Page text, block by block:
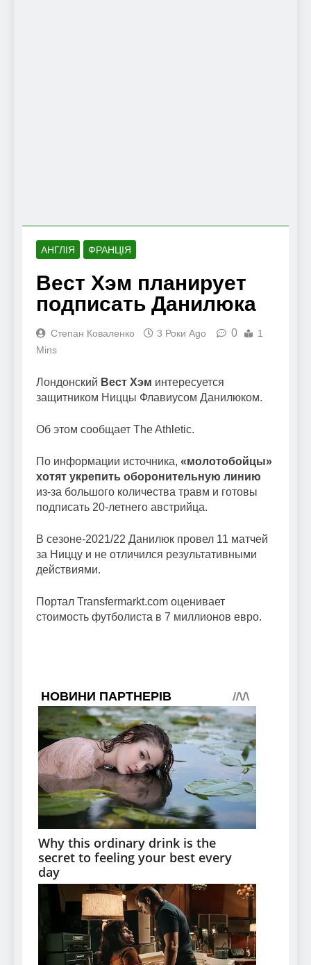
АНГЛІЯ ФРАНЦІЯ
Вест Хэм планирует
подписать Данилюка
Степан Коваленко 3 Роки Ago 0
1
Mins
Лондонский Вест Хэм интересуется
защитником Ниццы Флавиусом Данилюком.
Об этом сообщает The Athletic.
По информации источника, «молотобойцы»
хотят укрепить оборонительную линию
из-за большого количества травм и готовы
подписать 20-летнего австрийца.
В сезоне-2021/22 Данилюк провел 11 матчей
за Ниццу и не отличился результативными
действиями.
Портал Transfermarkt.com оценивает
стоимость футболиста в 7 миллионов евро.